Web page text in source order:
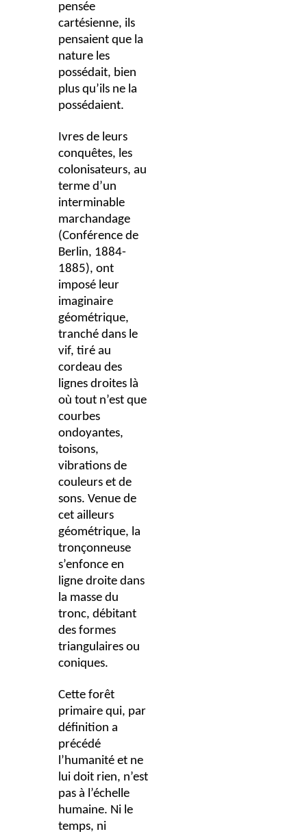
pensée
cartésienne, ils
pensaient que la
nature les
possédait, bien
plus qu’ils ne la
possédaient.
Ivres de leurs
conquêtes, les
colonisateurs, au
terme d’un
interminable
marchandage
(Conférence de
Berlin, 1884-
1885), ont
imposé leur
imaginaire
géométrique,
tranché dans le
vif, tiré au
cordeau des
lignes droites là
où tout n’est que
courbes
ondoyantes,
toisons,
vibrations de
couleurs et de
sons. Venue de
cet ailleurs
géométrique, la
tronçonneuse
s’enfonce en
ligne droite dans
la masse du
tronc, débitant
des formes
triangulaires ou
coniques.
Cette forêt
primaire qui, par
définition a
précédé
l’humanité et ne
lui doit rien, n’est
pas à l’échelle
humaine. Ni le
temps, ni